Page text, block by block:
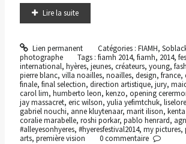
Lire la suite
Lien permanent Catégories : FIAMH,
photographe
Tags :fiamh 2014,fiamh, 2014,
international, hyères, jeunes, créateurs, young,
pierre blanc, villa noailles, noailles, design, france,
finale, final selection, direction artistique, jury,
carol lim, humberto leon, kenzo, opening
jay massacret, eric wilson, yulia yefimtchuk,
gabriel nouchi, anne kluytenaar, marit ilison,
coralie marabelle, roshi porkar, pablo henrard,
#alleyesonhyeres, #hyeresfestival2014, my pictures,
arts, première vision 0commentaire